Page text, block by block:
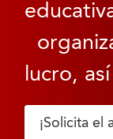
lucro,
¡Solicita el